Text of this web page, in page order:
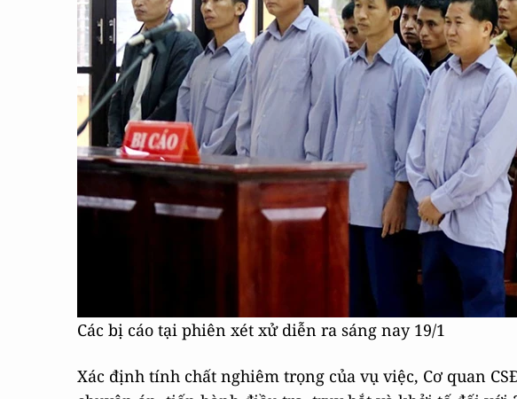
Các bị cáo tại phiên xét xử diễn ra sáng nay 19/1
Xác định tính chất nghiêm trọng của vụ việc, Cơ quan